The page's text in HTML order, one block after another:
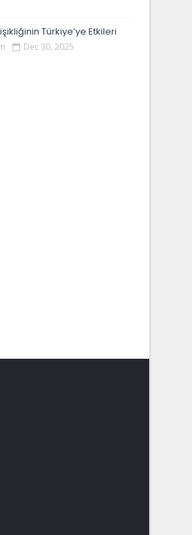
Türkiye’ye Etkileri
Dec 30, 2025